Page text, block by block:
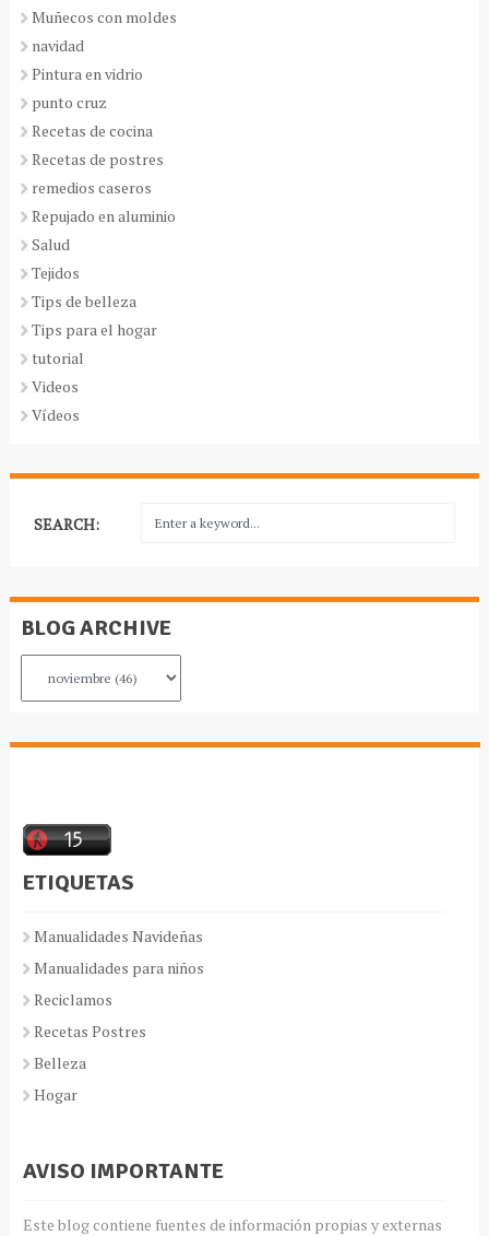
Muñecos con moldes
navidad
Pintura en vidrio
punto cruz
Recetas de cocina
Recetas de postres
remedios caseros
Repujado en aluminio
Salud
Tejidos
Tips de belleza
Tips para el hogar
tutorial
Videos
Vídeos
SEARCH:
BLOG ARCHIVE
ETIQUETAS
Manualidades Navideñas
Manualidades para niños
Reciclamos
Recetas Postres
Belleza
Hogar
AVISO IMPORTANTE
Este blog contiene fuentes de información propias y externas